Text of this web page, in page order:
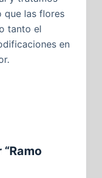
que las flores
tanto el
en